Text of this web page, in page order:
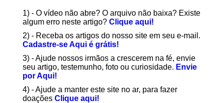
1) - O vídeo não abre? O arquivo não baixa? Existe
algum erro neste artigo? Clique aqui!
2) - Receba os artigos do nosso site em seu e-mail.
Cadastre-se Aqui é grátis!
3) - Ajude nossos irmãos a crescerem na fé, envie
seu artigo, testemunho, foto ou curiosidade. Envie
por Aqui!
4) - Ajude a manter este site no ar, para fazer
doações Clique aqui!